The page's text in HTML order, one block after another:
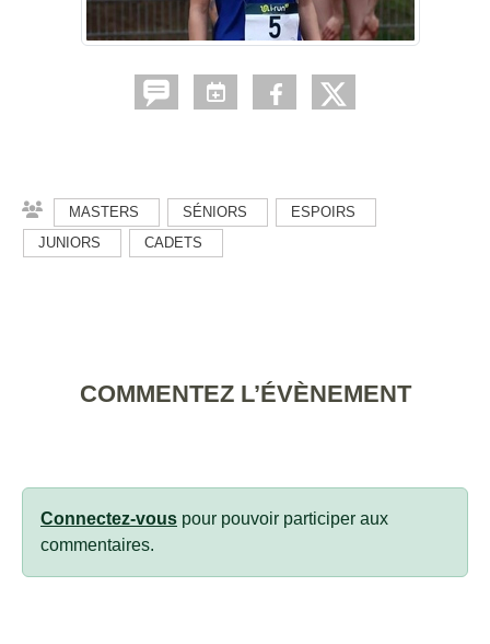
MASTERS SÉNIORS
ESPOIRS
JUNIORS
CADETS
COMMENTEZ L’ÉVÈNEMENT
Connectez-vous pour pouvoir participer aux
commentaires.